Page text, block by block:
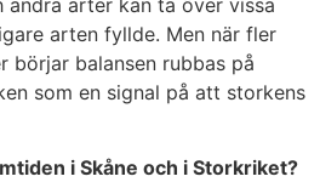
arten fyllde. Men när fler
börjar balansen rubbas på
som en signal på att storkens
i Skåne och i Storkriket?